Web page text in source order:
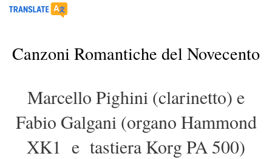
Canzoni Romantiche del Novecento
Marcello Pighini (clarinetto) e
Fabio Galgani (organo Hammond
XK1 e tastiera Korg PA 500)